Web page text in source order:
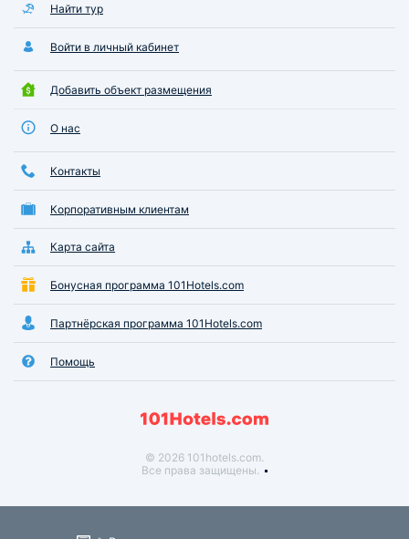
Найти тур
Войти в личный кабинет
Добавить объект размещения
О нас
Контакты
Корпоративным клиентам
Карта сайта
Бонусная программа 101Hotels.com
Партнёрская программа 101Hotels.com
Помощь
© 2026 101hotels.com.
Все права защищены.